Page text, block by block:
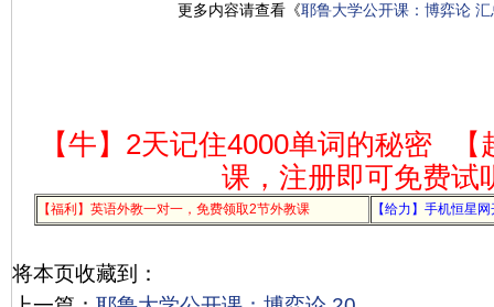
更多内容请查看《耶鲁大学公开课：博弈论
【牛】2天记住4000单词的秘密
课，注册即可免费试
【福利】英语外教一对一，免费领取2节外教课 【给力】手机恒星
将本页收藏到：